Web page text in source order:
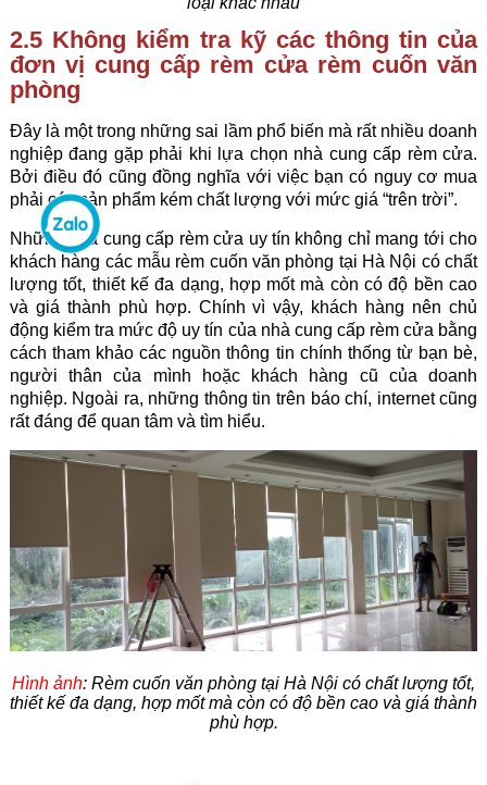
2.5 Không kiểm tra kỹ các thông tin của
đơn vị cung cấp rèm cửa rèm cuốn văn
phòng
Đây là một trong những sai lầm phổ biến mà rất nhiều doanh
nghiệp đang gặp phải khi lựa chọn nhà cung cấp rèm cửa.
Bởi điều đó cũng đồng nghĩa với việc bạn có nguy cơ mua
phải các sản phẩm kém chất lượng với mức giá “trên trời”.
Những nhà cung cấp rèm cửa uy tín không chỉ mang tới cho
khách hàng các mẫu rèm cuốn văn phòng tại Hà Nội có chất
lượng tốt, thiết kế đa dạng, hợp mốt mà còn có độ bền cao
và giá thành phù hợp. Chính vì vậy, khách hàng nên chủ
động kiểm tra mức độ uy tín của nhà cung cấp rèm cửa bằng
cách tham khảo các nguồn thông tin chính thống từ bạn bè,
người thân của mình hoặc khách hàng cũ của doanh
nghiệp. Ngoài ra, những thông tin trên báo chí, internet cũng
rất đáng để quan tâm và tìm hiểu.
Hình ảnh: Rèm cuốn văn phòng tại Hà Nội có chất lượng tốt,
thiết kế đa dạng, hợp mốt mà còn có độ bền cao và giá thành
phù hợp.